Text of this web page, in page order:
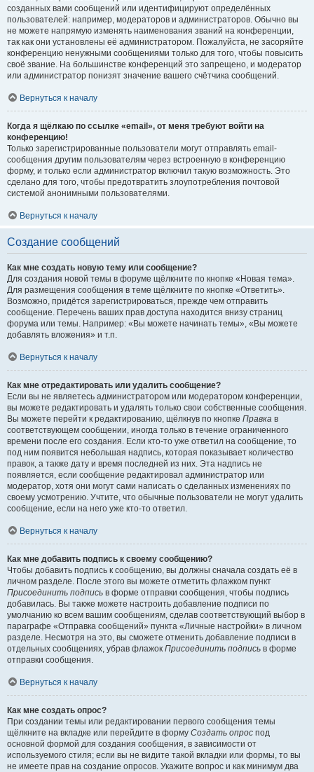
созданных вами сообщений или идентифицируют определённых
пользователей: например, модераторов и администраторов. Обычно вы
не можете напрямую изменять наименования званий на конференции,
так как они установлены её администратором. Пожалуйста, не засоряйте
конференцию ненужными сообщениями только для того, чтобы повысить
своё звание. На большинстве конференций это запрещено, и модератор
или администратор понизят значение вашего счётчика сообщений.
Вернуться к началу
Когда я щёлкаю по ссылке «email», от меня требуют войти на
конференцию!
Только зарегистрированные пользователи могут отправлять email-
сообщения другим пользователям через встроенную в конференцию
форму, и только если администратор включил такую возможность. Это
сделано для того, чтобы предотвратить злоупотребления почтовой
системой анонимными пользователями.
Вернуться к началу
Создание сообщений
Как мне создать новую тему или сообщение?
Для создания новой темы в форуме щёлкните по кнопке «Новая тема».
Для размещения сообщения в теме щёлкните по кнопке «Ответить».
Возможно, придётся зарегистрироваться, прежде чем отправить
сообщение. Перечень ваших прав доступа находится внизу страниц
форума или темы. Например: «Вы можете начинать темы», «Вы можете
добавлять вложения» и т.п.
Вернуться к началу
Как мне отредактировать или удалить сообщение?
Если вы не являетесь администратором или модератором конференции,
вы можете редактировать и удалять только свои собственные сообщения.
Вы можете перейти к редактированию, щёлкнув по кнопке Правка в
соответствующем сообщении, иногда только в течение ограниченного
времени после его создания. Если кто-то уже ответил на сообщение, то
под ним появится небольшая надпись, которая показывает количество
правок, а также дату и время последней из них. Эта надпись не
появляется, если сообщение редактировал администратор или
модератор, хотя они могут сами написать о сделанных изменениях по
своему усмотрению. Учтите, что обычные пользователи не могут удалить
сообщение, если на него уже кто-то ответил.
Вернуться к началу
Как мне добавить подпись к своему сообщению?
Чтобы добавить подпись к сообщению, вы должны сначала создать её в
личном разделе. После этого вы можете отметить флажком пункт
Присоединить подпись в форме отправки сообщения, чтобы подпись
добавилась. Вы также можете настроить добавление подписи по
умолчанию ко всем вашим сообщениям, сделав соответствующий выбор в
параграфе «Отправка сообщений» пункта «Личные настройки» в личном
разделе. Несмотря на это, вы сможете отменить добавление подписи в
отдельных сообщениях, убрав флажок Присоединить подпись в форме
отправки сообщения.
Вернуться к началу
Как мне создать опрос?
При создании темы или редактировании первого сообщения темы
щёлкните на вкладке или перейдите в форму Создать опрос под
основной формой для создания сообщения, в зависимости от
используемого стиля; если вы не видите такой вкладки или формы, то вы
не имеете прав на создание опросов. Укажите вопрос и как минимум два